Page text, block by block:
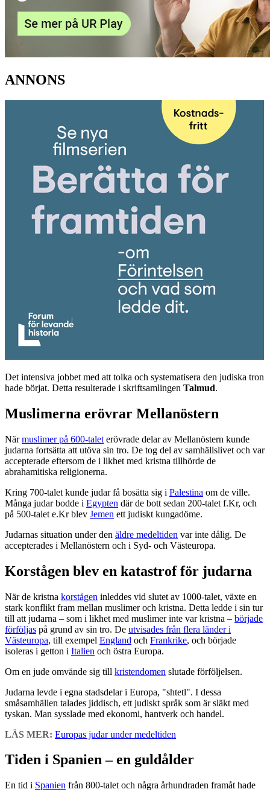
ANNONS
Det intensiva jobbet med att tolka och systematisera den judiska tron
hade börjat. Detta resulterade i skriftsamlingen Talmud.
Muslimerna erövrar Mellanöstern
Närmuslimer på 600-talet erövrade delar av Mellanöstern kunde
judarna fortsätta att utöva sin tro. De tog del av samhällslivet och var
accepterade eftersom de i likhet med kristna tillhörde de
abrahamitiska religionerna.
Kring 700-talet kunde judar få bosätta sig i Palestina om de ville.
Många judar bodde i Egypten där de bott sedan 200-talet f.Kr, och
på 500-talet e.Kr blev Jemen ett judiskt kungadöme.
Judarnas situation under den äldre medeltiden var inte dålig. De
accepterades i Mellanöstern och i Syd- och Västeuropa.
Korstågen blev en katastrof för judarna
När de kristna korstågen inleddes vid slutet av 1000-talet, växte en
stark konflikt fram mellan muslimer och kristna. Detta ledde i sin tur
till att judarna – som i likhet med muslimer inte var kristna – började
förföljas på grund av sin tro. De utvisades från flera länder i
Västeuropa, till exempel England och Frankrike, och började
isoleras i getton i Italien och östra Europa.
Om en jude omvände sig till kristendomen slutade förföljelsen.
Judarna levde i egna stadsdelar i Europa, "shtetl". I dessa
småsamhällen talades jiddisch, ett judiskt språk som är släkt med
tyskan. Man sysslade med ekonomi, hantverk och handel.
LÄS MER: Europas judar under medeltiden
Tiden i Spanien – en guldålder
En tid i Spanien från 800-talet och några århundraden framåt hade